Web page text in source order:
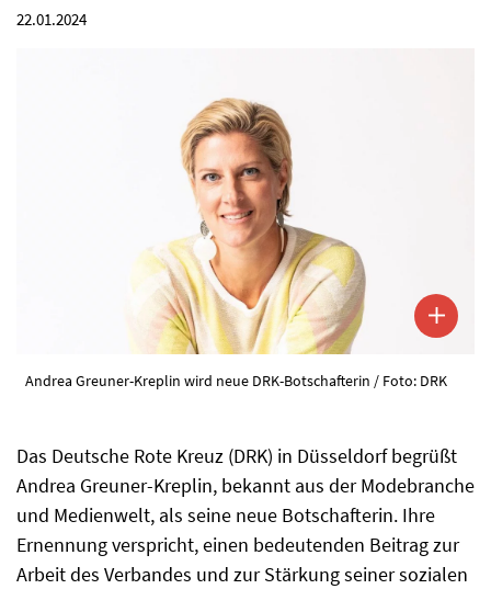
22.01.2024
Andrea Greuner-Kreplin wird neue DRK-Botschafterin / Foto: DRK
Das Deutsche Rote Kreuz (DRK) in Düsseldorf begrüßt
Andrea Greuner-Kreplin, bekannt aus der Modebranche
und Medienwelt, als seine neue Botschafterin. Ihre
Ernennung verspricht, einen bedeutenden Beitrag zur
Arbeit des Verbandes und zur Stärkung seiner sozialen